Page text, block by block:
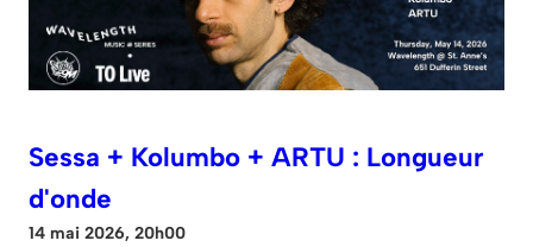
Sessa + Kolumbo + ARTU : Longueur
d'onde
14 mai 2026, 20h00